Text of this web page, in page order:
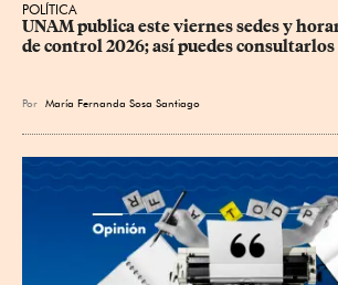
POLÍTICA
UNAM publica este viernes sedes y
de control 2026; así puedes consultarlos
Por María Fernanda Sosa Santiago